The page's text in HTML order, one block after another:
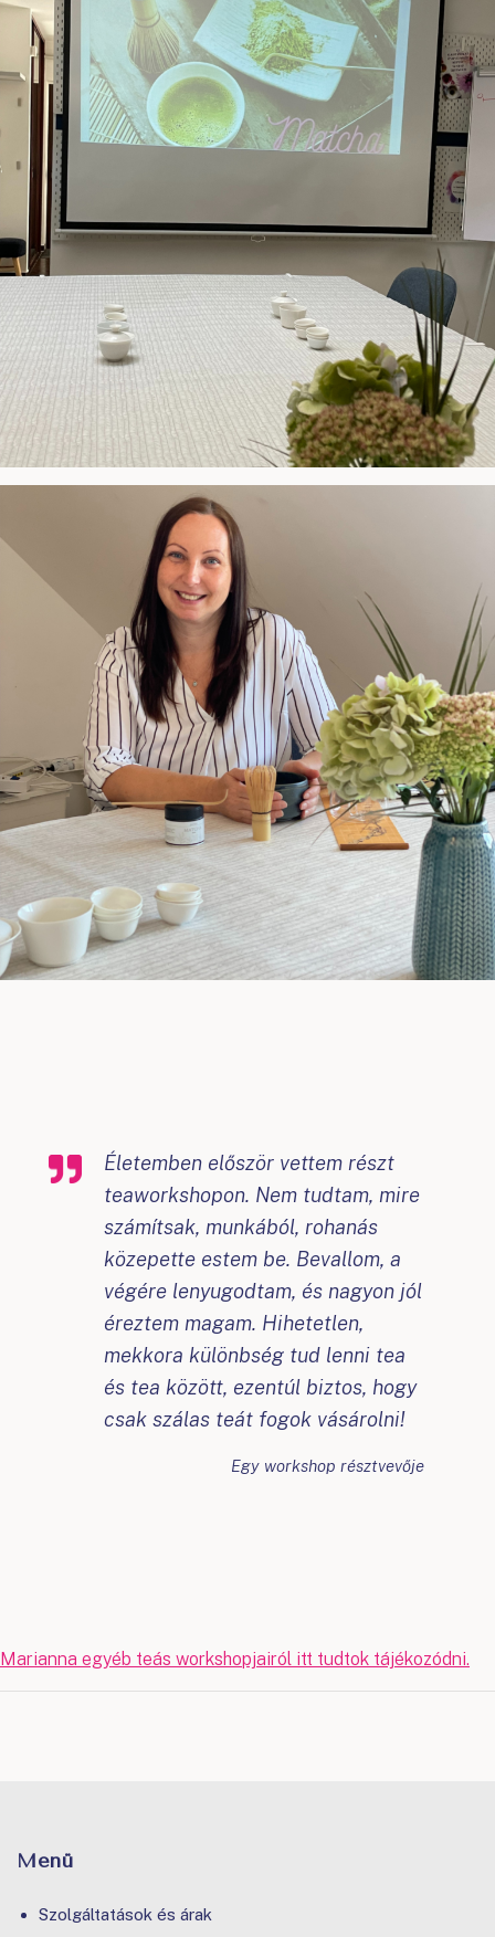
Életemben először vettem részt
teaworkshopon. Nem tudtam, mire
számítsak, munkából, rohanás
közepette estem be. Bevallom, a
végére lenyugodtam, és nagyon jól
éreztem magam. Hihetetlen,
mekkora különbség tud lenni tea
és tea között, ezentúl biztos, hogy
csak szálas teát fogok vásárolni!
Egy workshop résztvevője
Marianna egyéb teás workshopjairól itt tudtok tájékozódni.
Menü
Szolgáltatások és árak